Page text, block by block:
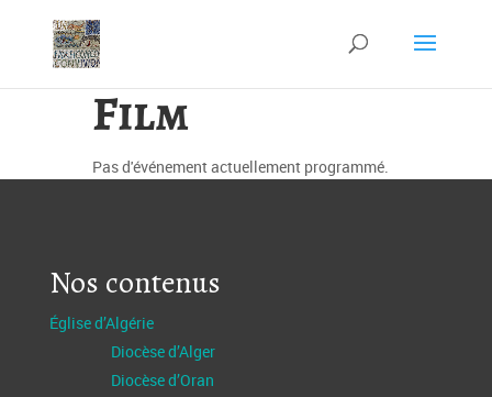
Film
Pas d'événement actuellement programmé.
Nos contenus
Église d’Algérie
Diocèse d’Alger
Diocèse d’Oran